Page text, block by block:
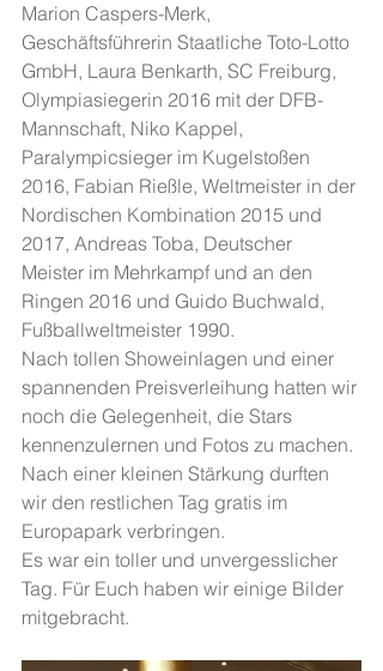
Marion Caspers-Merk,
Geschäftsführerin Staatliche Toto-Lotto
GmbH, Laura Benkarth, SC Freiburg,
Olympiasiegerin 2016 mit der DFB-
Mannschaft, Niko Kappel,
Paralympicsieger im Kugelstoßen
2016, Fabian Rießle, Weltmeister in der
Nordischen Kombination 2015 und
2017, Andreas Toba, Deutscher
Meister im Mehrkampf und an den
Ringen 2016 und Guido Buchwald,
Fußballweltmeister 1990.
Nach tollen Showeinlagen und einer
spannenden Preisverleihung hatten wir
noch die Gelegenheit, die Stars
kennenzulernen und Fotos zu machen.
Nach einer kleinen Stärkung durften
wir den restlichen Tag gratis im
Europapark verbringen.
Es war ein toller und unvergesslicher
Tag. Für Euch haben wir einige Bilder
mitgebracht.